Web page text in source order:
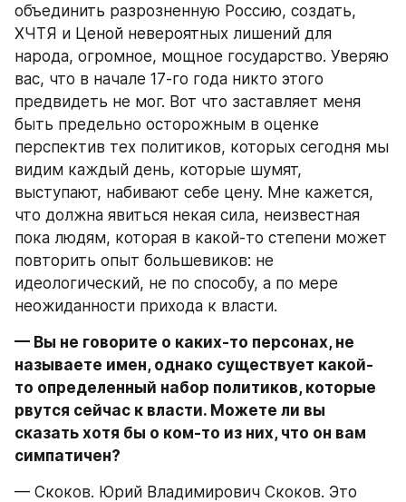
объединить разрозненную Россию, создать,
ХЧТЯ и Ценой невероятных лишений для
народа, огромное, мощное государство. Уверяю
вас, что в начале 17-го года никто этого
предвидеть не мог. Вот что заставляет меня
быть предельно осторожным в оценке
перспектив тех политиков, которых сегодня мы
видим каждый день, которые шумят,
выступают, набивают себе цену. Мне кажется,
что должна явиться некая сила, неизвестная
пока людям, которая в какой-то степени может
повторить опыт большевиков: не
идеологический, не по способу, а по мере
неожиданности прихода к власти.
— Вы не говорите о каких-то персонах, не
называете имен, однако существует какой-
то определенный набор политиков, которые
рвутся сейчас к власти. Можете ли вы
сказать хотя бы о ком-то из них, что он вам
симпатичен?
— Скоков. Юрий Владимирович Скоков. Это